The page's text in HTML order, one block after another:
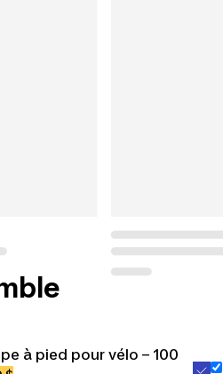
à pied pour vélo – 100